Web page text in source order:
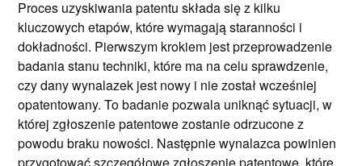
Proces uzyskiwania patentu składa się z kilku
kluczowych etapów, które wymagają staranności i
dokładności. Pierwszym krokiem jest przeprowadzenie
badania stanu techniki, które ma na celu sprawdzenie,
czy dany wynalazek jest nowy i nie został wcześniej
opatentowany. To badanie pozwala uniknąć sytuacji, w
której zgłoszenie patentowe zostanie odrzucone z
powodu braku nowości. Następnie wynalazca powinien
przygotować szczegółowe zgłoszenie patentowe, które